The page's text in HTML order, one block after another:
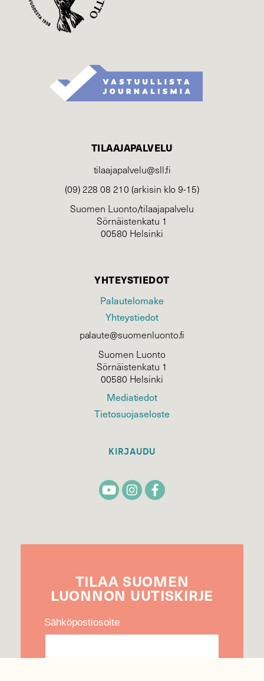
TILAAJAPALVELU
tilaajapalvelu@sll.fi
(09) 228 08 210 (arkisin klo 9-15)
Suomen Luonto/tilaajapalvelu
Sörnäistenkatu 1
00580 Helsinki
YHTEYSTIEDOT
Palautelomake
Yhteystiedot
palaute@suomenluonto.fi
Suomen Luonto
Sörnäistenkatu 1
00580 Helsinki
Mediatiedot
Tietosuojaseloste
KIRJAUDU
TILAA SUOMEN
LUONNON UUTIS­KIRJE
Sähköpostiosoite